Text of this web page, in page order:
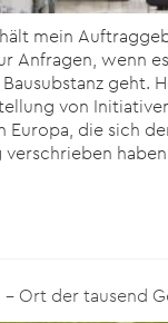
mein
Anfragen, wenn
geht.
von
Europa, die sich
– Ort der tausend